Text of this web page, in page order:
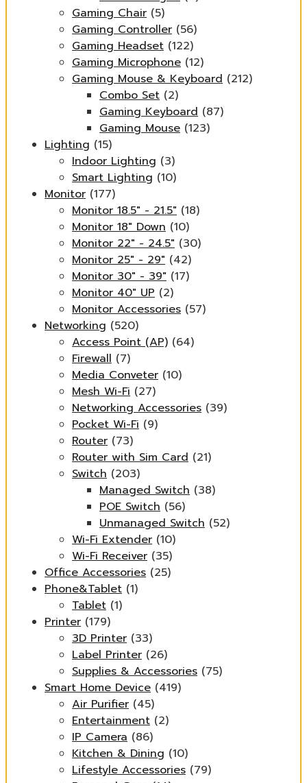
Gaming Chair (5)
Gaming Controller (56)
Gaming Headset (122)
Gaming Microphone (12)
Gaming Mouse & Keyboard (212)
Combo Set (2)
Gaming Keyboard (87)
Gaming Mouse (123)
Lighting (15)
Indoor Lighting (3)
Smart Lighting (10)
Monitor (177)
Monitor 18.5" - 21.5" (18)
Monitor 18" Down (10)
Monitor 22" - 24.5" (30)
Monitor 25" - 29" (42)
Monitor 30" - 39" (17)
Monitor 40" UP (2)
Monitor Accessories (57)
Networking (520)
Access Point (AP) (64)
Firewall (7)
Media Conveter (10)
Mesh Wi-Fi (27)
Networking Accessories (39)
Pocket Wi-Fi (9)
Router (73)
Router with Sim Card (21)
Switch (203)
Managed Switch (38)
POE Switch (56)
Unmanaged Switch (52)
Wi-Fi Extender (10)
Wi-Fi Receiver (35)
Office Accessories (25)
Phone&Tablet (1)
Tablet (1)
Printer (179)
3D Printer (33)
Label Printer (26)
Supplies & Accessories (75)
Smart Home Device (419)
Air Purifier (45)
Entertainment (2)
IP Camera (86)
Kitchen & Dining (10)
Lifestyle Accessories (79)